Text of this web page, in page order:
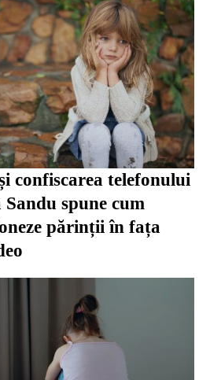
confiscarea telefonului
Sandu spune cum
părinții în fața